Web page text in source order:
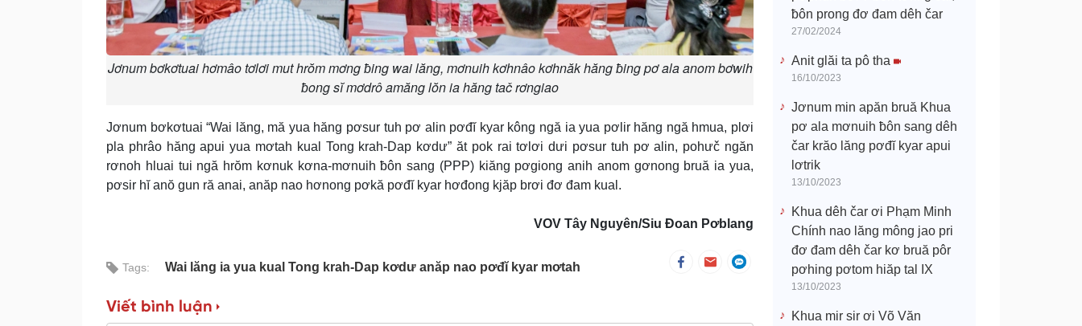
Jơnum bơkơtuai hơmâo tơlơi mut hrŏm mơng ƀing wai lăng, mơnuih kơhnâo kơhnăk hăng ƀing pơ ala anom bơwih
ƀong sĭ mơdrô amăng lŏn ia hăng tač rơngiao
Jơnum bơkơtuai “Wai lăng, mă yua hăng pơsur tuh pơ alin pơđĭ kyar kông ngă ia yua pơlir hăng ngă hmua, plơi
pla phrâo hăng apui yua mơtah kual Tong krah-Dap kơdư” ăt pok rai tơlơi dưi pơsur tuh pơ alin, pohưč ngăn
rơnoh hluai tui ngă hrŏm kơnuk kơna-mơnuih ƀôn sang (PPP) kiăng pơgiong anih anom gơnong bruă ia yua,
pơsir hĭ anŏ gun ră anai, anăp nao hơnong pơkă pơđĭ kyar hơđong kjăp brơi đơ đam kual.
VOV Tây Nguyên/Siu Đoan Pơblang
Tags: Wai lăng ia yua kual Tong krah-Dap kơdư anăp nao pơđĭ kyar mơtah
Viết bình luận
ƀôn prong đơ đam dêh čar
27/02/2024
Anit glăi ta pô tha
16/10/2023
Jơnum min apăn bruă Khua
pơ ala mơnuih ƀôn sang dêh
čar krăo lăng pơđĭ kyar apui
lơtrik
13/10/2023
Khua dêh čar ơi Phạm Minh
Chính nao lăng mông jao pri
đơ đam dêh čar kơ bruă pôr
pơhing pơtom hiăp tal IX
13/10/2023
Khua mir sir ơi Võ Văn